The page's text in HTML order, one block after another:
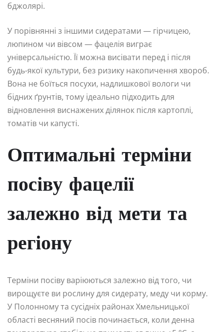
бджолярі.
У порівнянні з іншими сидератами — гірчицею,
люпином чи вівсом — фацелія виграє
універсальністю. Її можна висівати перед і після
будь-якої культури, без ризику накопичення хвороб.
Вона не боїться посухи, надлишкової вологи чи
бідних ґрунтів, тому ідеально підходить для
відновлення виснажених ділянок після картоплі,
томатів чи капусті.
Оптимальні терміни
посіву фацелії
залежно від мети та
регіону
Терміни посіву варіюються залежно від того, чи
вирощуєте ви рослину для сидерату, меду чи корму.
У Полонному та сусідніх районах Хмельницької
області весняний посів починається, коли денна